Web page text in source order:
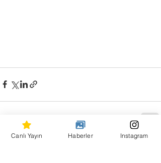
Hepsini Gör
Canlı Yayın Haberler Instagram